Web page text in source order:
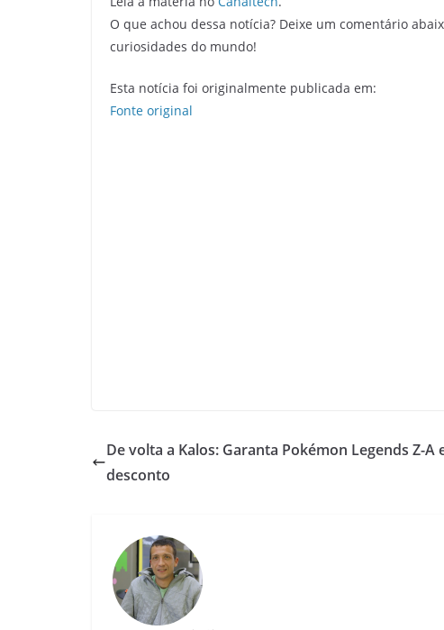
O que achou dessa notícia? Deixe um comentário
curiosidades do mundo!
Esta notícia foi originalmente publicada em:
Fonte original
De volta a Kalos: Garanta Pokémon Legends Z-A
desconto